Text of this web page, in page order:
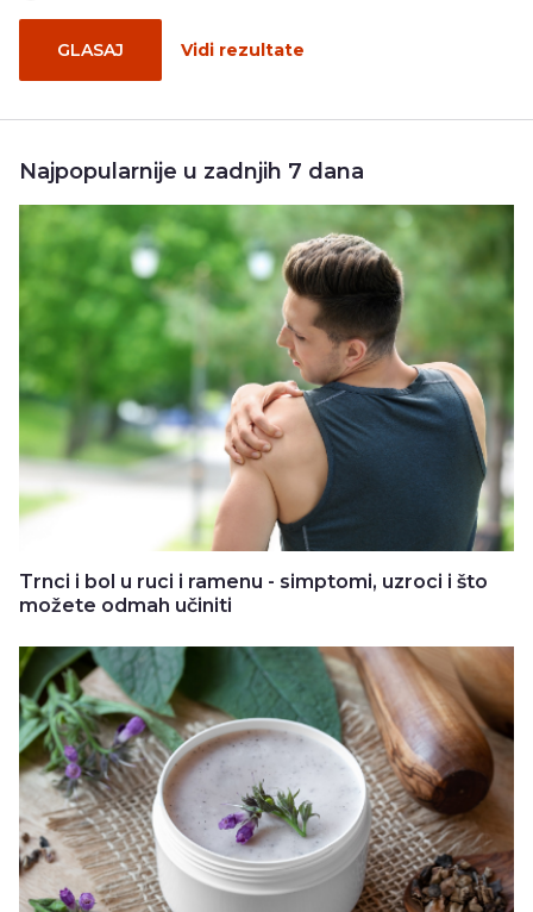
GLASAJ Vidi rezultate
Najpopularnije u zadnjih 7 dana
Trnci i bol u ruci i ramenu - simptomi, uzroci i što
možete odmah učiniti